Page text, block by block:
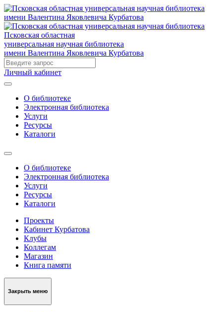
Псковская областная
универсальная научная библиотека
имени Валентина Яковлевича Курбатова
Личный кабинет
О библиотеке
Электронная библиотека
Услуги
Ресурсы
Каталоги
О библиотеке
Электронная библиотека
Услуги
Ресурсы
Каталоги
Проекты
Кабинет Курбатова
Клубы
Коллегам
Магазин
Книга памяти
Закрыть меню